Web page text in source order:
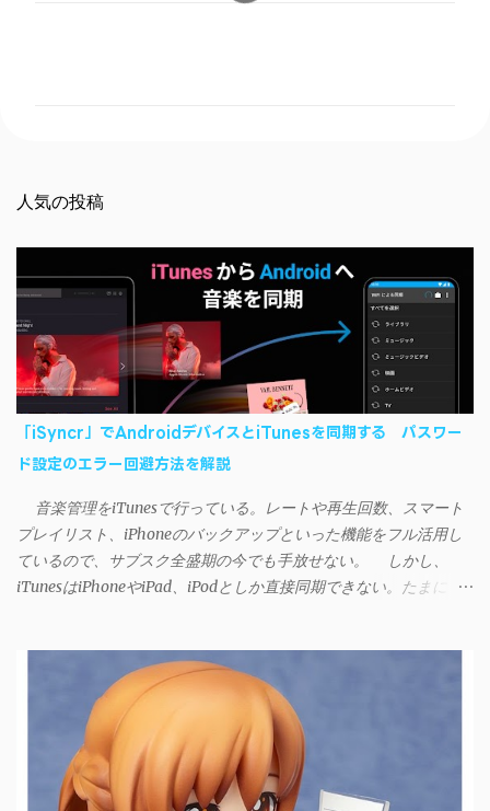
人気の投稿
「iSyncr」でAndroidデバイスとiTunesを同期する パスワー
ド設定のエラー回避方法を解説
音楽管理をiTunesで行っている。レートや再生回数、スマート
プレイリスト、iPhoneのバックアップといった機能をフル活用し
ているので、サブスク全盛期の今でも手放せない。 しかし、
iTunesはiPhoneやiPad、iPodとしか直接同期できない。たまに
ドパーティー製のアプリを PC と Androidデバイス それぞれにイン
ストールすれば、Wi-Fiや USB接続 を通じて同期できるようにな
る。私も 2012年頃にAndroidウォークマン を使い始めた頃から便
利に活用させてもらっていたのだが、2023年現在はiSyncrを使っ
て同期ができないという声を多数見かけるようになった。 具体
的には、PC側のiSyncrアプリで設定したパスワードをAndroidアプ